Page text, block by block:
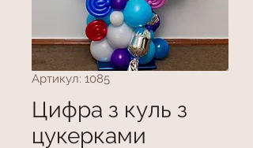
Артикул: 1085
Цифра з куль з
цукерками